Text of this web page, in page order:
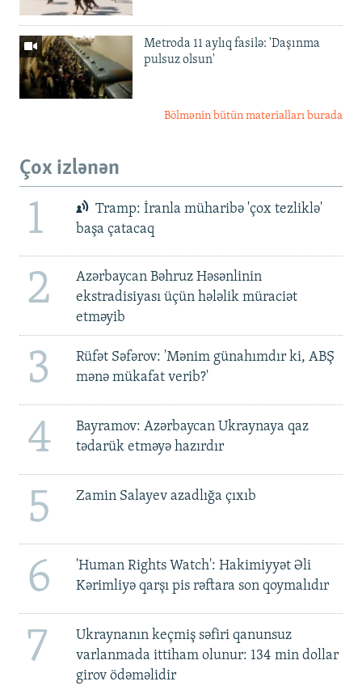
Metroda 11 aylıq fasilə: 'Daşınma
pulsuz olsun'
Bölmənin bütün materialları burada
Çox izlənən
1
Tramp: İranla müharibə 'çox tezliklə'
başa çatacaq
2
Azərbaycan Bəhruz Həsənlinin
ekstradisiyası üçün hələlik müraciət
etməyib
3
Rüfət Səfərov: 'Mənim günahımdır ki, ABŞ
mənə mükafat verib?'
4
Bayramov: Azərbaycan Ukraynaya qaz
tədarük etməyə hazırdır
5 Zamin Salayev azadlığa çıxıb
6
'Human Rights Watch': Hakimiyyət Əli
Kərimliyə qarşı pis rəftara son qoymalıdır
7
Ukraynanın keçmiş səfiri qanunsuz
varlanmada ittiham olunur: 134 min dollar
girov ödəməlidir